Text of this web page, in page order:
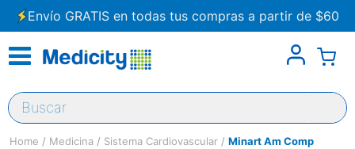
Envío GRATIS en todas tus compras a partir de $60
Buscar
Medicina Sistema Cardiovascular
Minart Am Comp